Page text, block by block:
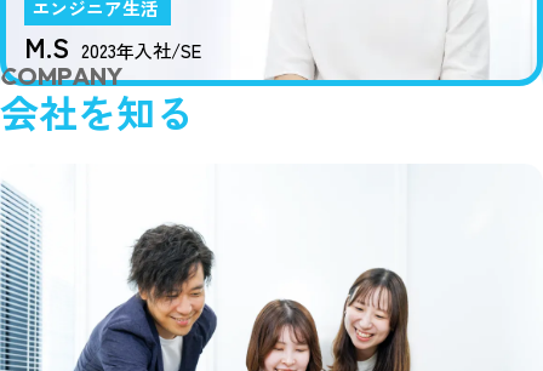
エンジニア生活
M.S 2023年入社/SE
COMPANY
会社を知る